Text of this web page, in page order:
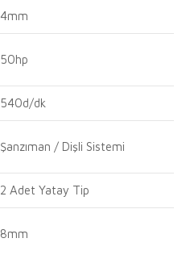
4mm
50hp
540d/dk
Şanzıman / Dişli Sistemi
2 Adet Yatay Tip
8mm